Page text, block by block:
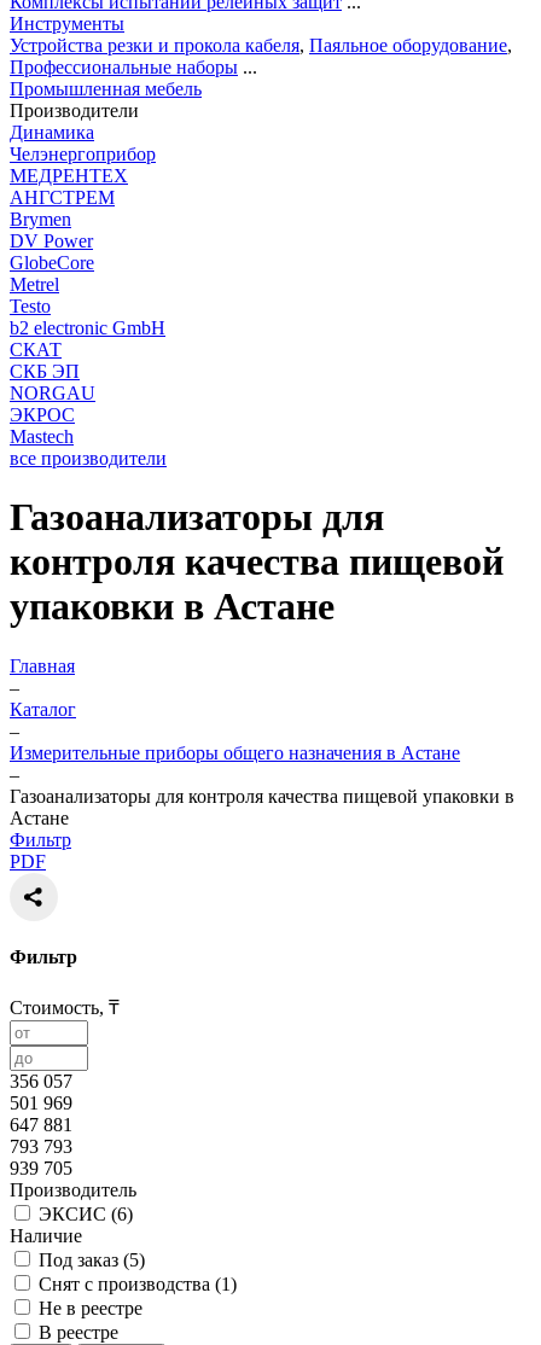
Инструменты
Устройства резки и прокола кабеля, Паяльное оборудование,
Профессиональные наборы ...
Промышленная мебель
Производители
Динамика
Челэнергоприбор
МЕДРЕНТЕХ
АНГСТРЕМ
Brymen
DV Power
GlobeCore
Metrel
Testo
b2 electronic GmbH
СКАТ
СКБ ЭП
NORGAU
ЭКРОС
Mastech
все производители
Газоанализаторы для
контроля качества пищевой
упаковки в Астане
Главная
–
Каталог
–
Измерительные приборы общего назначения в Астане
–
Газоанализаторы для контроля качества пищевой упаковки в
Астане
Фильтр
PDF
Фильтр
Стоимость, ₸
356 057
501 969
647 881
793 793
939 705
Производитель
ЭКСИС (6)
Наличие
Под заказ (5)
Снят с производства (1)
Не в реестре
В реестре